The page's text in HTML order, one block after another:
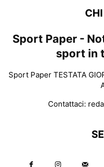
Sport Paper -
sport in
Sport Paper TESTATA
Contattaci: